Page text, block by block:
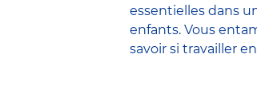
essentielles dans
enfants. Vous
savoir si travailler